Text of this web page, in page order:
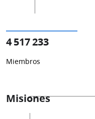
4 517 233
Miembros
Misiones